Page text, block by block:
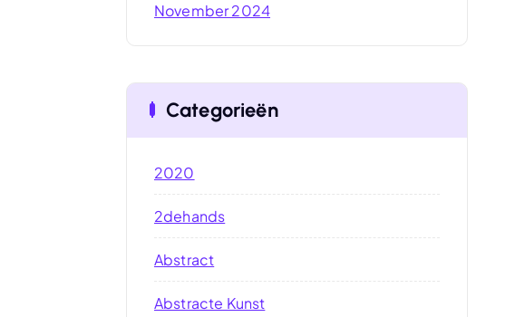
November 2024
Categorieën
2020
2dehands
Abstract
Abstracte Kunst